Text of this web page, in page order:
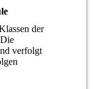
der
verfolgt